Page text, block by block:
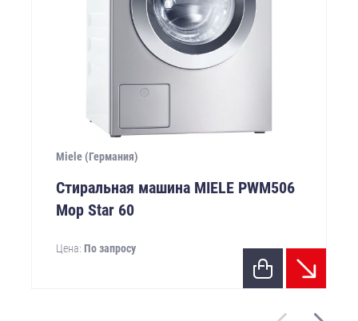
Miele (Германия)
Стиральная машина MIELE PWM506
Mop Star 60
Цена: По запросу